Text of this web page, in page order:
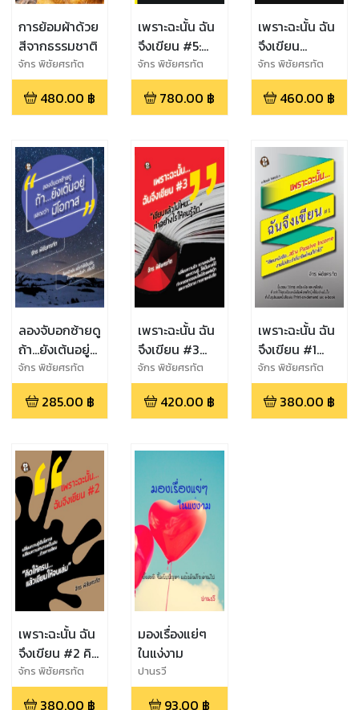
การย้อมผ้าด้วย
สีจากธรรมชาติ
จักร พิชัยศรทัต
480.00 ฿
เพราะฉะนั้น ฉัน
จึงเขียน #5:
Ghost
Writer...นัก
เขียนที่ไม่ได้เป็น
จักร พิชัยศรทัต
780.00 ฿
เพราะฉะนั้น ฉัน
จึงเขียน
Special : สร้าง
โอกาสจากงานที่
ทำ ด้วยการ
จักร พิชัยศรทัต
460.00 ฿
ลองจับอกซ้ายดู
ถ้า...ยังเต้นอยู่
แสดงว่ามี
โอกาส
จักร พิชัยศรทัต
285.00 ฿
เพราะฉะนั้น ฉัน
จึงเขียน #3
เขียนแล้วไป
ไหน ทำอย่างไร
ให้คนรู้จัก
จักร พิชัยศรทัต
420.00 ฿
เพราะฉะนั้น ฉัน
จึงเขียน #1
เขียนหนังสือ
สร้าง Passive
Income งานไม่
จักร พิชัยศรทัต
380.00 ฿
เพราะฉะนั้น ฉัน
จึงเขียน #2 คิด
ให้ครบ...แล้ว
เขียนให้จบเล่ม
จักร พิชัยศรทัต
380.00 ฿
มองเรื่องแย่ๆ
ในแง่งาม
ปานรวี
93.00 ฿